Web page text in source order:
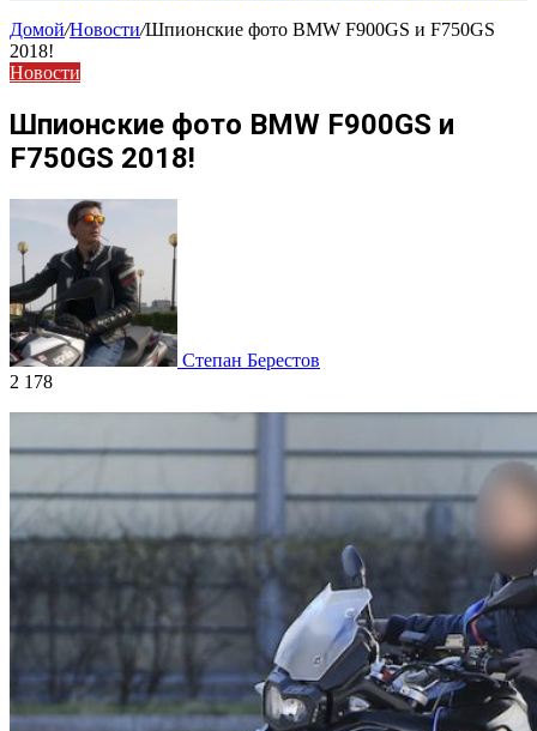
Домой/Новости/Шпионские фото BMW F900GS и F750GS
2018!
Новости
Шпионские фото BMW F900GS и
F750GS 2018!
Степан Берестов
2 178